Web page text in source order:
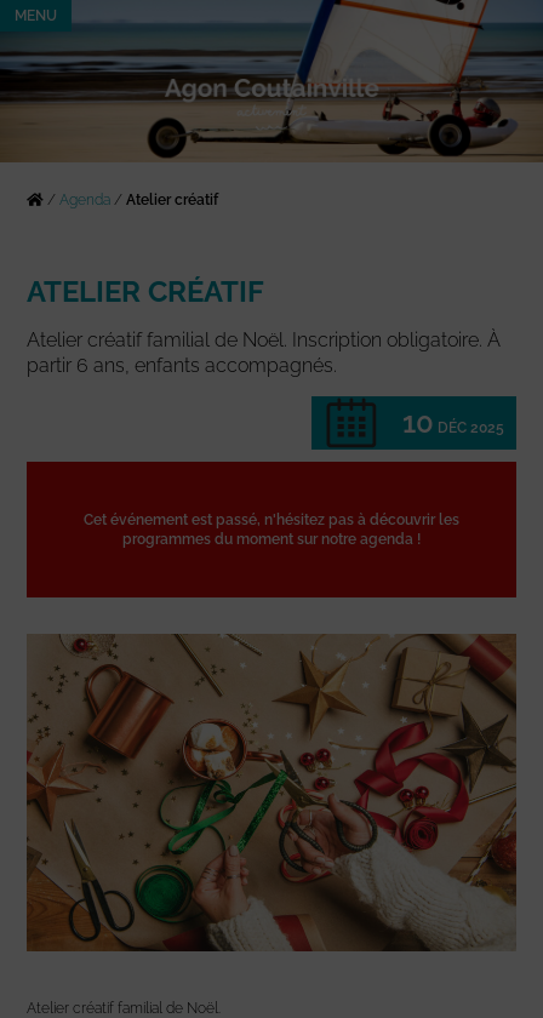
MENU
/Agenda /Atelier créatif
ATELIER CRÉATIF
Atelier créatif familial de Noël. Inscription obligatoire. À
partir 6 ans, enfants accompagnés.
10 DÉC 2025
Cet événement est passé, n'hésitez pas à découvrir les
programmes du moment sur notre agenda !
Atelier créatif familial de Noël.